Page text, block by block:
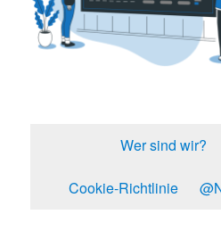
Wer sind wir?
Cookie-Richtlinie